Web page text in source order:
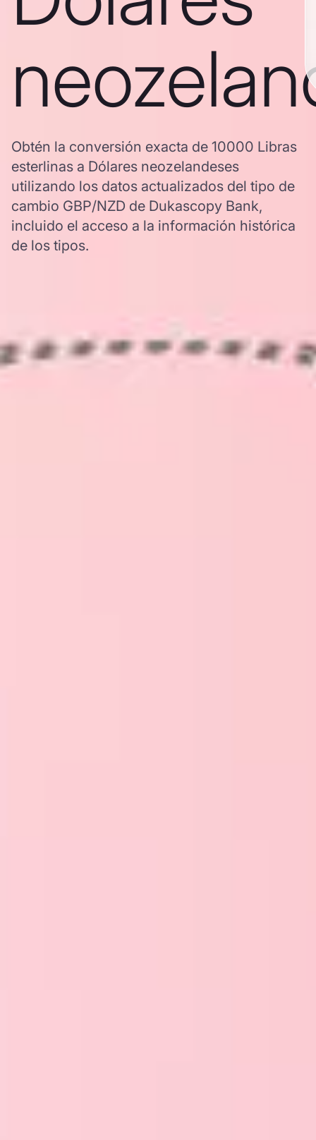
Obtén la conversión exacta de 10000 Libras
esterlinas a Dólares neozelandeses
utilizando los datos actualizados del tipo de
cambio GBP/NZD de Dukascopy Bank,
incluido el acceso a la información histórica
de los tipos.